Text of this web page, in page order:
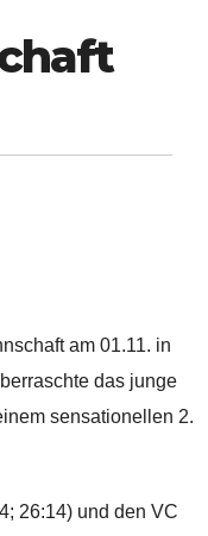
am 01.11. in
das junge
sensationellen 2.
26:14) und den VC